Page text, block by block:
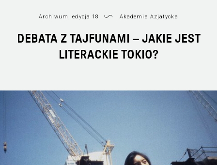
Archiwum, edycja 18 Akademia Azjatycka
DEBATA Z TAJFUNAMI – JAKIE JEST
LITERACKIE TOKIO?